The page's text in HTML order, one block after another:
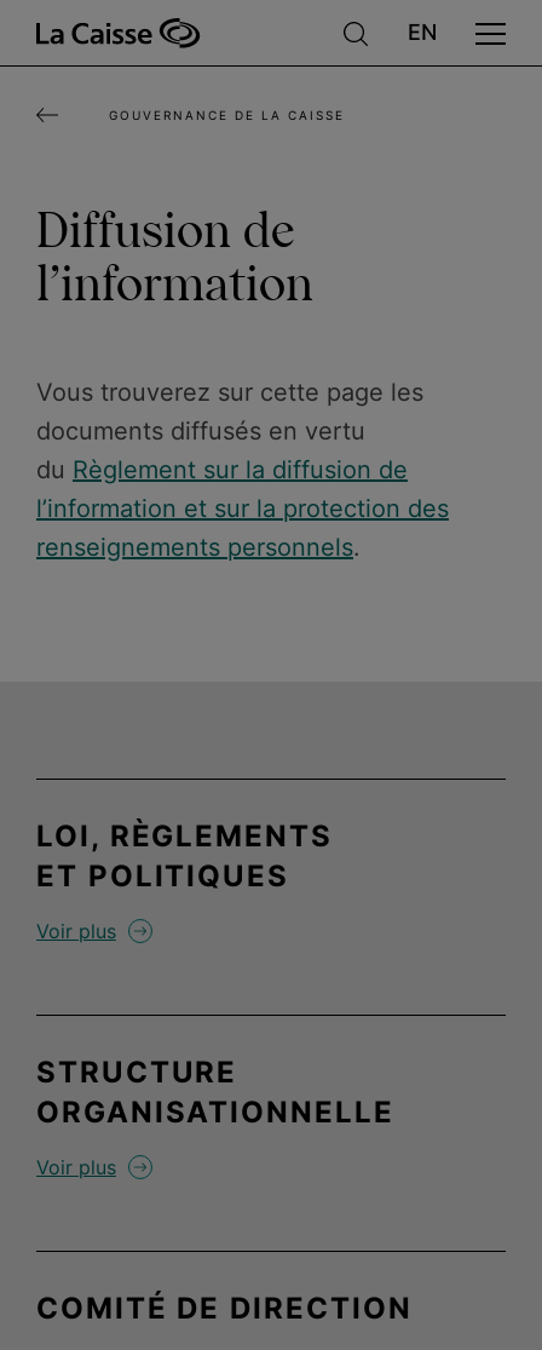
principal
GOUVERNANCE DE LA CAISSE
Diffusion de
l’information
Vous trouverez sur cette page les
documents diffusés en vertu
du Règlement sur la diffusion de
l’information et sur la protection des
renseignements personnels.
LOI, RÈGLEMENTS
ET POLITIQUES
Voir plus
STRUCTURE
ORGANISATIONNELLE
Voir plus
COMITÉ DE DIRECTION